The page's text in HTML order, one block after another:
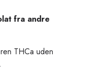
fra andre
THCa uden